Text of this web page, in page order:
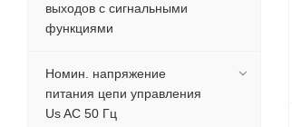
выходов с сигнальными
функциями
Номин. напряжение
питания цепи управления
Us AC 50 Гц